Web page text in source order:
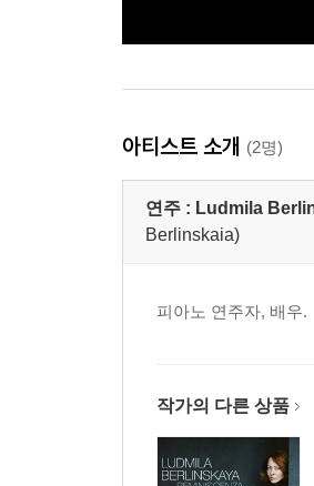
아티스트 소개 (2명)
연주 : Ludmila
Berlinskaia)
피아노 연주자, 배우.
작가의 다른 상품